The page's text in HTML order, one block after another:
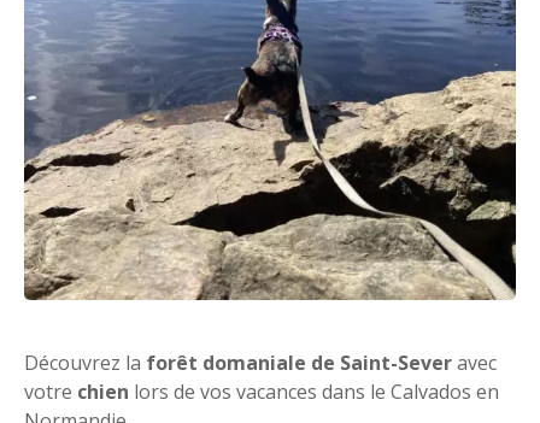
Découvrez la forêt domaniale de Saint-Severavec
votre chien lors de vos vacances dans le Calvados en